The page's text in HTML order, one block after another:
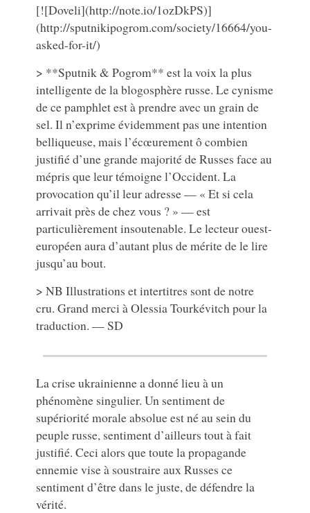
[![Doveli](http://note.io/1ozDkPS)]
(http://sputnikipogrom.com/society/16664/you-
asked-for-it/)
> **Sputnik & Pogrom** est la voix la plus
intelligente de la blogosphère russe. Le cynisme
de ce pamphlet est à prendre avec un grain de
sel. Il n’exprime évidemment pas une intention
belliqueuse, mais l’écœurement ô combien
justifié d’une grande majorité de Russes face au
mépris que leur témoigne l’Occident. La
provocation qu’il leur adresse — « Et si cela
arrivait près de chez vous ? » — est
particulièrement insoutenable. Le lecteur ouest-
européen aura d’autant plus de mérite de le lire
jusqu’au bout.
> NB Illustrations et intertitres sont de notre
cru. Grand merci à Olessia Tourkévitch pour la
traduction. — SD
La crise ukrainienne a donné lieu à un
phénomène singulier. Un sentiment de
supériorité morale absolue est né au sein du
peuple russe, sentiment d’ailleurs tout à fait
justifié. Ceci alors que toute la propagande
ennemie vise à soustraire aux Russes ce
sentiment d’être dans le juste, de défendre la
vérité.